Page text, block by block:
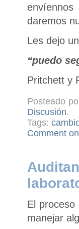
daremos
Les dejo
“puedo
Pritchett y
Posteado
Discusión.
Tags:
Comment
El
manejar